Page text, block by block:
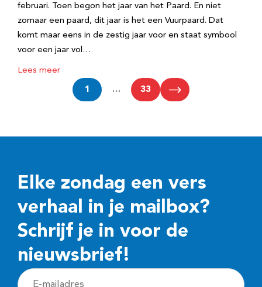
februari. Toen begon het jaar van het Paard. En niet
zomaar een paard, dit jaar is het een Vuurpaard. Dat
komt maar eens in de zestig jaar voor en staat symbool
voor een jaar vol…
Lees meer
1 … 33
Elke zondag een vers
verhaal in je mailbox?
Schrijf je in voor de
nieuwsbrief!
E